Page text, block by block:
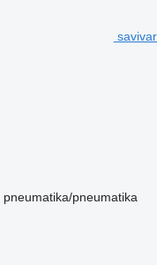
pneumatika/pneumatika